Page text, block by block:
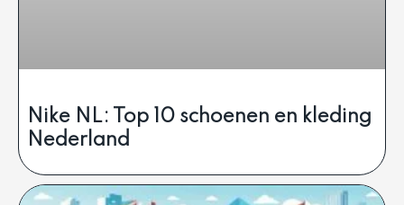
Nike NL: Top 10 schoenen en kleding
Nederland